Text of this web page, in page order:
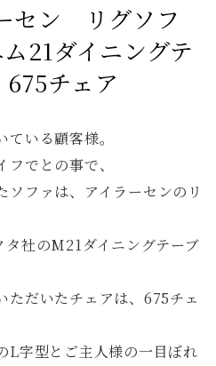
セン リグソフ
21ダイニングテ
チェア
いる顧客様。
でとの事で、
ファは、アイラーセンのリ
タ社のM21ダイニングテーブ
ただいたチェアは、675チェ
L字型とご主人様の一目ぼれ